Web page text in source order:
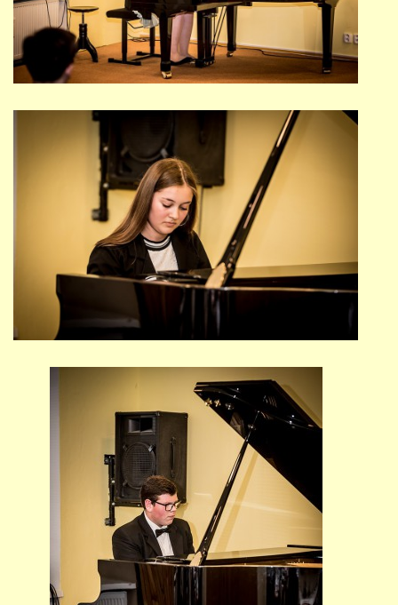
KURZY
PŘÍMĚSTSKÝ TÁBOR
MISS VÝTVARNÝ MODEL
ZAMĚSTNÁNÍ
DOTACE
GDPR
ZUŠ Pohořelice
Školní 462
Pohořelice
691 23
© 2026 eStránky.cz Nahoru ↑